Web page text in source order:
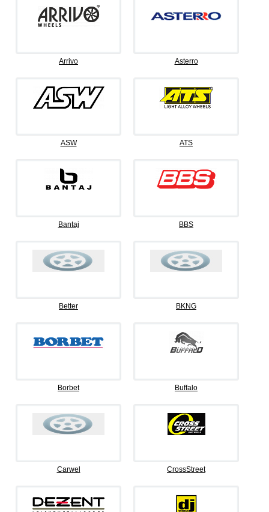
Arrivo Asterro
ASW ATS
Bantaj BBS
Better BKNG
Borbet Buffalo
Carwel CrossStreet